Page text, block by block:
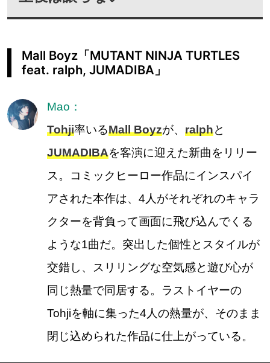
Mall Boyz「MUTANT NINJA TURTLES
feat. ralph, JUMADIBA」
Mao：
Tohji率いるMall Boyzが、 ralphと
JUMADIBAを客演に迎えた新曲をリリー
ス。コミックヒーロー作品にインスパイ
アされた本作は、4人がそれぞれのキャラ
クターを背負って画面に飛び込んでくる
ような1曲だ。突出した個性とスタイルが
交錯し、スリリングな空気感と遊び心が
同じ熱量で同居する。ラストイヤーの
Tohjiを軸に集った4人の熱量が、そのまま
閉じ込められた作品に仕上がっている。